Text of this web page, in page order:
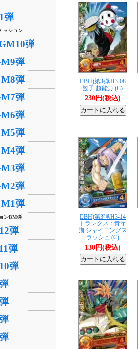
弾
ッション
弾
弾
弾
弾
弾
弾
弾
弾
弾
弾
ンBM弾
弾
弾
弾
DBH)第3弾/H3-08
餃子 超能力 (C)
230円(税込)
DBH)第3弾/H3-14
トランクス：青年
期 シャイニングス
ラッシュ (C)
130円(税込)